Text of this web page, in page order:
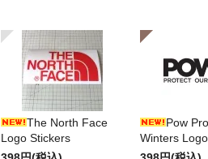
The North Face
Logo Stickers
Pow
Winters